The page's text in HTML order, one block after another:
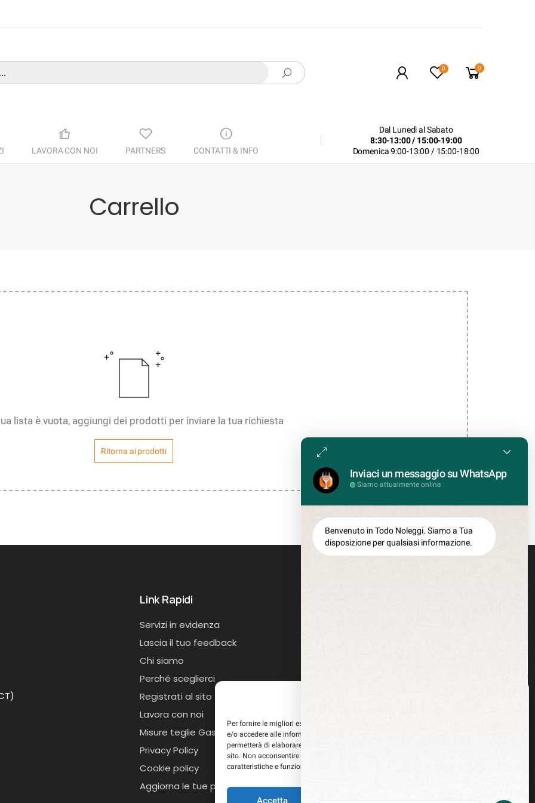
Per fornire le migliori esperienze, utilizziamo tecnologie come i cookie per memorizzare
e/o accedere alle informazioni del dispositivo. Il consenso a queste tecnologie ci
permetterà di elaborare dati come il comportamento di navigazione o ID unici su questo
sito. Non acconsentire o ritirare il consenso può influire negativamente su alcune
caratteristiche e funzioni.
Accetta Nega Visualizza le preferenze
0 0
LAVORA CON NOI PARTNERS CONTATTI & INFO
Dal Lunedì al Sabato
8:30-13:00 / 15:00-19:00
Domenica 9:00-13:00 / 15:00-18:00
Carrello
lista è vuota, aggiungi dei prodotti per inviare la tua richiesta
Ritorna ai prodotti
Link Rapidi
Servizi in evidenza
Lascia il tuo feedback
Chi siamo
Perché sceglierci
Registrati al sito
Lavora con noi
Misure teglie Gastronorm
Privacy Policy
Cookie policy
Aggiorna le tue preferenze di tracciamento della pubblicità
Inviaci un messaggio su WhatsApp
Siamo attualmente online
Benvenuto in Todo Noleggi. Siamo a Tua
disposizione per qualsiasi informazione.